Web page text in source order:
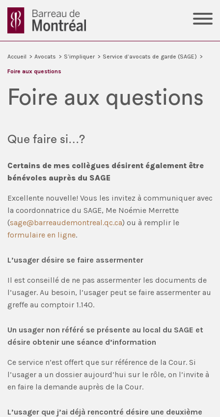
Accueil > Avocats > S’impliquer > Service d’avocats de garde (SAGE) >
Foire aux questions
Foire aux questions
Que faire si…?
Certains de mes collègues désirent également être
bénévoles auprès du SAGE
Excellente nouvelle! Vous les invitez à communiquer avec
la coordonnatrice du SAGE, Me Noémie Merrette
(sage@barreaudemontreal.qc.ca) ou à remplir le
formulaire en ligne.
L’usager désire se faire assermenter
Il est conseillé de ne pas assermenter les documents de
l’usager. Au besoin, l’usager peut se faire assermenter au
greffe au comptoir 1.140.
Un usager non référé se présente au local du SAGE et
désire obtenir une séance d’information
Ce service n’est offert que sur référence de la Cour. Si
l’usager a un dossier aujourd’hui sur le rôle, on l’invite à
en faire la demande auprès de la Cour.
L’usager que j’ai déjà rencontré désire une deuxième